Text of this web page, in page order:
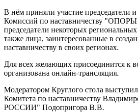
В нём приняли участие председатели
Комиссий по наставничеству
председатели некоторых
также лица, заинтересованные в
наставничеству в своих регионах.
Для всех желающих присоединится к
организована онлайн-трансляция.
Модератором Круглого стола выступил
Комитета по наставничеству
РОССИИ" Подопригора В.В.